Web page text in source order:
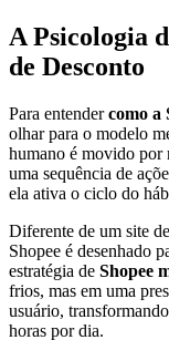
A Psicologia
de Desconto
Para entendercomo a
olhar para o modelo
humano é movido por
uma sequência de
ela ativa o ciclo do
Diferente de um site
Shopee é desenhado
estratégia de Shopee
frios, mas em uma
usuário,
horas por dia.